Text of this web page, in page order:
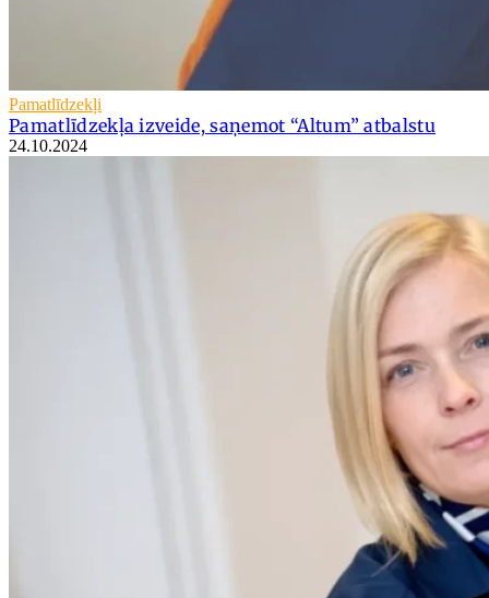
Pamatlīdzekļi
Pamatlīdzekļa izveide, saņemot “Altum” atbalstu
24.10.2024